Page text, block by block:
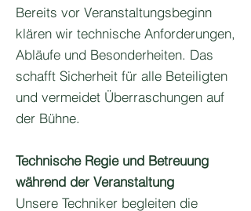
Bereits vor Veranstaltungsbeginn
klären wir technische Anforderungen,
Abläufe und Besonderheiten. Das
schafft Sicherheit für alle Beteiligten
und vermeidet Überraschungen auf
der Bühne.
Technische Regie und Betreuung
während der Veranstaltung
Unsere Techniker begleiten die